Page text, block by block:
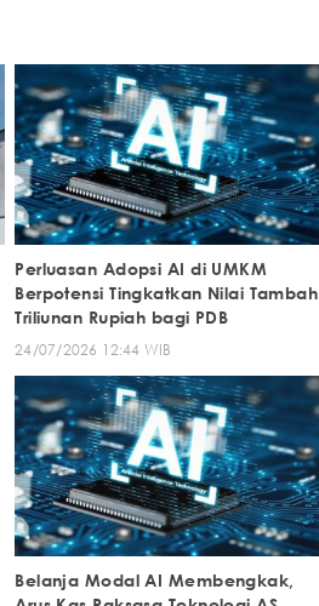
Perluasan Adopsi AI di UMKM
Berpotensi Tingkatkan Nilai Tambah
Triliunan Rupiah bagi PDB
24/07/2026 12:44 WIB
Belanja Modal AI Membengkak,